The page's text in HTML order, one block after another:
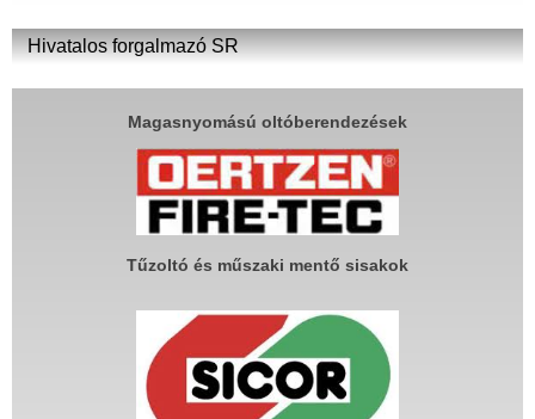
Hivatalos forgalmazó SR
Magasnyomású oltóberendezések
Tűzoltó és műszaki mentő sisakok